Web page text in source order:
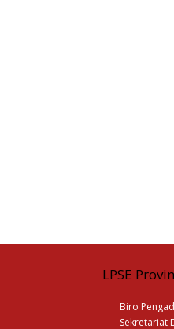
LPSE
Biro
Sekretariat